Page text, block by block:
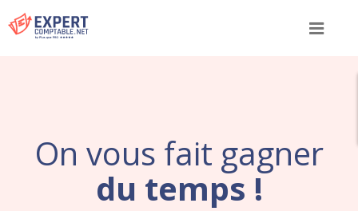
Menu
On vous fait gagner
du temps !